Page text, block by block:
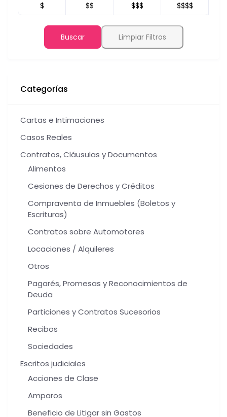
$ $$ $$$ $$$$
Buscar Limpiar Filtros
Categorías
Cartas e Intimaciones
Casos Reales
Contratos, Cláusulas y Documentos
Alimentos
Cesiones de Derechos y Créditos
Compraventa de Inmuebles (Boletos y
Escrituras)
Contratos sobre Automotores
Locaciones / Alquileres
Otros
Pagarés, Promesas y Reconocimientos de
Deuda
Particiones y Contratos Sucesorios
Recibos
Sociedades
Escritos judiciales
Acciones de Clase
Amparos
Beneficio de Litigar sin Gastos